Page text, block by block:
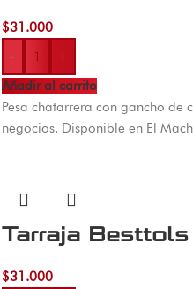
$31.000
-
+
Añadir al carrito
Pesa chatarrera con gancho
negocios. Disponible en El
Tarraja
$31.000